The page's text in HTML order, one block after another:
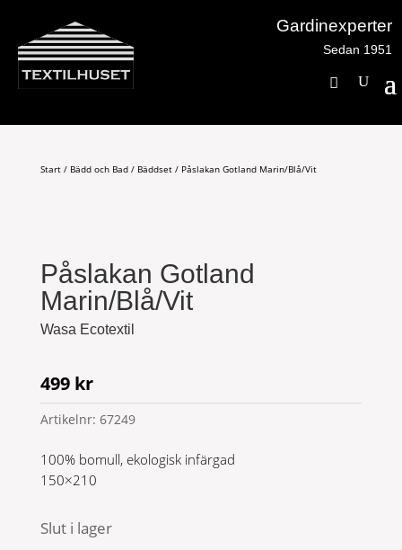
Gardinexperter
Sedan 1951
Start/ Bädd och Bad/ Bäddset/ Påslakan Gotland Marin/Blå/Vit
Påslakan Gotland
Marin/Blå/Vit
Wasa Ecotextil
499 kr
Artikelnr: 67249
100% bomull, ekologisk infärgad
150×210
Slut i lager